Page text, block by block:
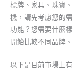
標牌、家具、珠寶
機，請先考慮您的
功能？您需要什麼
開始比較不同品牌
以下是目前市場上